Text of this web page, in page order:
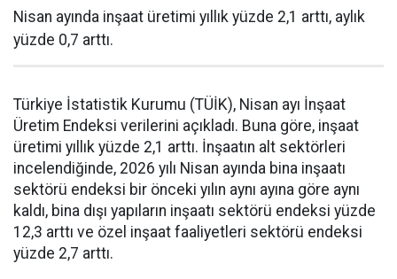
Nisan ayında inşaat üretimi yıllık yüzde 2,1 arttı, aylık
yüzde 0,7 arttı.
Türkiye İstatistik Kurumu (TÜİK), Nisan ayı İnşaat
Üretim Endeksi verilerini açıkladı. Buna göre, inşaat
üretimi yıllık yüzde 2,1 arttı. İnşaatın alt sektörleri
incelendiğinde, 2026 yılı Nisan ayında bina inşaatı
sektörü endeksi bir önceki yılın aynı ayına göre aynı
kaldı, bina dışı yapıların inşaatı sektörü endeksi yüzde
12,3 arttı ve özel inşaat faaliyetleri sektörü endeksi
yüzde 2,7 arttı.